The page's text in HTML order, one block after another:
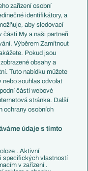
soutěž
zařízení osobní
identifikátory, a
aby sledovací
části My a naši partneři
Výběrem Zamítnout
Pokud jsou
obsahy a
Tuto nabídku můžete
nebo souhlas odvolat
části webové
stránka. Další
ochrany osobních
údaje s tímto
. Aktivní
specifických vlastností
v zařízení .